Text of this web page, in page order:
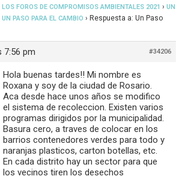
LOS FOROS DE COMPROMISOS AMBIENTALES 2021 › UN
UN PASO PARA EL CAMBIO › Respuesta a: Un Paso
7:56 pm #34206
Hola buenas tardes!! Mi nombre es
Roxana y soy de la ciudad de Rosario.
Aca desde hace unos años se modifico
el sistema de recoleccion. Existen varios
programas dirigidos por la municipalidad.
Basura cero, a traves de colocar en los
barrios contenedores verdes para todo y
naranjas plasticos, carton botellas, etc.
En cada distrito hay un sector para que
los vecinos tiren los desechos